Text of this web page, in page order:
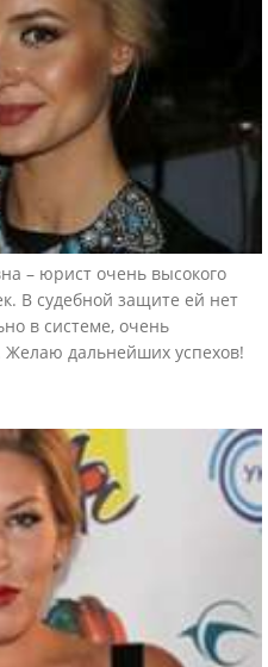
– юрист очень высокого
В судебной защите ей нет
в системе, очень
Желаю дальнейших успехов!